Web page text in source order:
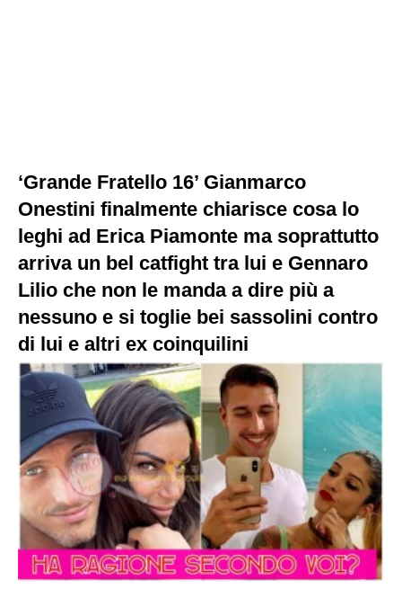
‘Grande Fratello 16’ Gianmarco
Onestini finalmente chiarisce cosa lo
leghi ad Erica Piamonte ma soprattutto
arriva un bel catfight tra lui e Gennaro
Lilio che non le manda a dire più a
nessuno e si toglie bei sassolini contro
di lui e altri ex coinquilini